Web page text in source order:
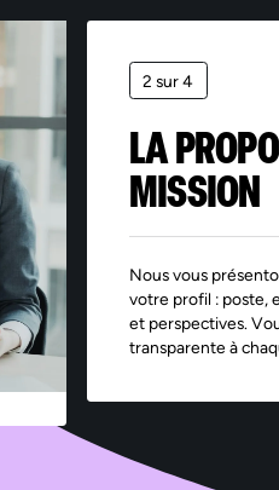
2 sur 4
LA
MISSION
Nous vous
votre profil : poste,
et perspectives.
transparente à